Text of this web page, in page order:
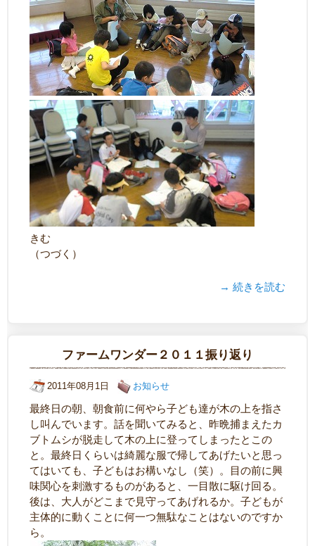
きむ
（つづく）
→ 続きを読む
ファームワンダー２０１１振り返り
2011年08月1日 お知らせ
最終日の朝、朝食前に何やら子ども達が木の上を指さ
し叫んでいます。話を聞いてみると、昨晩捕まえたカ
ブトムシが脱走して木の上に登ってしまったとこの
と。最終日くらいは綺麗な服で帰してあげたいと思っ
てはいても、子どもはお構いなし（笑）。目の前に興
味関心を刺激するものがあると、一目散に駆け回る。
後は、大人がどこまで見守ってあげれるか。子どもが
主体的に動くことに何一つ無駄なことはないのですか
ら。